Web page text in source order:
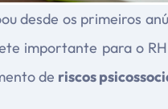
desde os primeiros
importante para o
de riscos